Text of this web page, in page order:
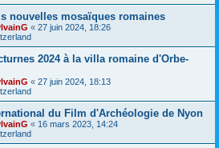
nouvelles mosaïques romaines
« 27 juin 2024, 18:26
2024 à la villa romaine d'Orbe-
« 27 juin 2024, 18:13
du Film d'Archéologie de Nyon
« 16 mars 2023, 14:24